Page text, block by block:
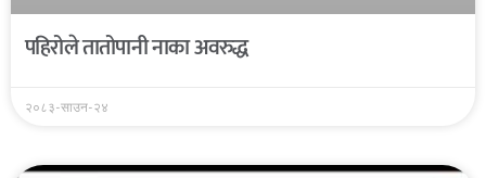
पहिरोले तातोपानी नाका अवरुद्ध
२०८३-साउन-२४